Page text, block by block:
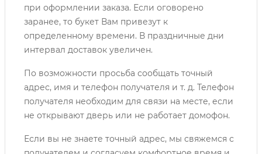
при оформлении заказа. Если оговорено
заранее, то букет Вам привезут к
определенному времени. В праздничные дни
интервал доставок увеличен.
По возможности просьба сообщать точный
адрес, имя и телефон получателя и т. д. Телефон
получателя необходим для связи на месте, если
не открывают дверь или не работает домофон.
Если вы не знаете точный адрес, мы свяжемся с